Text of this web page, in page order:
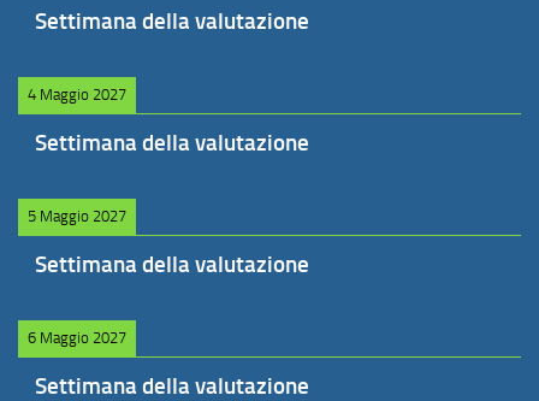
Settimana della valutazione
4 Maggio 2027
Settimana della valutazione
5 Maggio 2027
Settimana della valutazione
6 Maggio 2027
Settimana della valutazione